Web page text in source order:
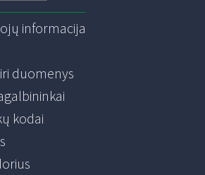
informacija
duomenys
kodai